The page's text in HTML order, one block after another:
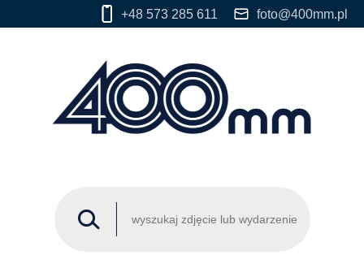
+48 573 285 611 foto@400mm.pl